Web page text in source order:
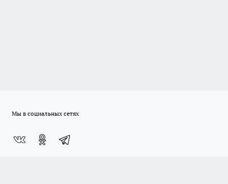
Мы в социальных сетях